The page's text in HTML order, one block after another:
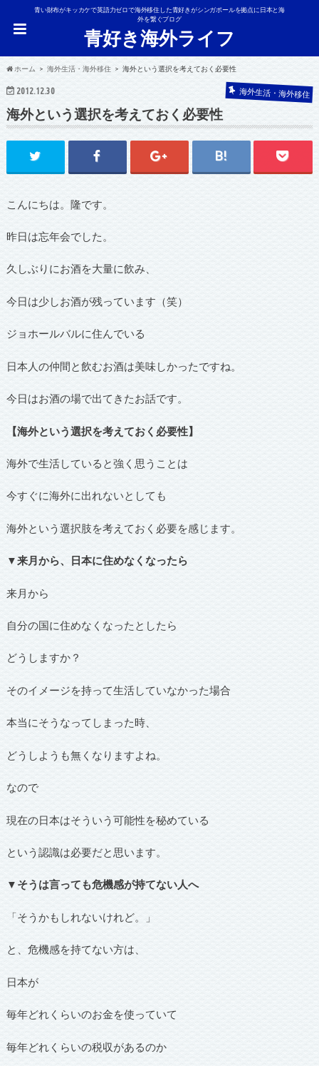
青い財布がキッカケで英語力ゼロで海外移住した青好きがシンガポールを拠点に日本と海
外を繋ぐブログ
青好き海外ライフ
ホーム 海外生活・海外移住 海外という選択を考えておく必要性
2012.12.30 海外生活・海外移住
海外という選択を考えておく必要性
こんにちは。隆です。
昨日は忘年会でした。
久しぶりにお酒を大量に飲み、
今日は少しお酒が残っています（笑）
ジョホールバルに住んでいる
日本人の仲間と飲むお酒は美味しかったですね。
今日はお酒の場で出てきたお話です。
【海外という選択を考えておく必要性】
海外で生活していると強く思うことは
今すぐに海外に出れないとしても
海外という選択肢を考えておく必要を感じます。
▼来月から、日本に住めなくなったら
来月から
自分の国に住めなくなったとしたら
どうしますか？
そのイメージを持って生活していなかった場合
本当にそうなってしまった時、
どうしようも無くなりますよね。
なので
現在の日本はそういう可能性を秘めている
という認識は必要だと思います。
▼そうは言っても危機感が持てない人へ
「そうかもしれないけれど。」
と、危機感を持てない方は、
日本が
毎年どれくらいのお金を使っていて
毎年どれくらいの税収があるのか